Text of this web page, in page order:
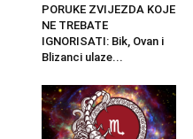
PORUKE ZVIJEZDA KOJE
NE TREBATE
IGNORISATI: Bik, Ovan i
Blizanci ulaze...